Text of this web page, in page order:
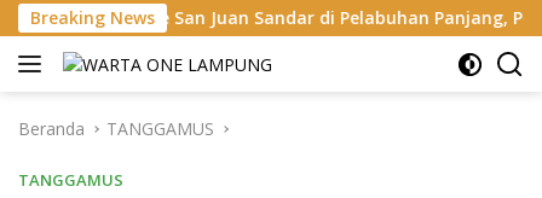
Langsung
ke
konten
Breaking News
San Juan Sandar di Pelabuhan Panjang, Pelindo Dukung
Beranda TANGGAMUS
TANGGAMUS